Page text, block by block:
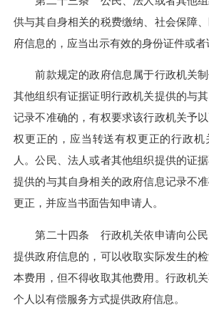
供与其自身相关的税费缴纳、社会保障
府信息的，应当出示有效的身份证件或者
前款规定的政府信息属于行政机关制
其他组织有证据证明行政机关提供的与
记录不准确的，有权要求该行政机关予
权更正的，应当转送有权更正的行政
人。公民、法人或者其他组织提供的证
提供的与其自身相关的政府信息记录不
更正，并应当书面告知申请人。
第二十四条 行政机关依申请向公民
提供政府信息的，可以收取实际发生的
本费用，但不得收取其他费用。行政机关
个人以有偿服务方式提供政府信息。